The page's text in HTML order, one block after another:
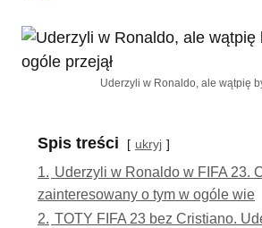
Uderzyli w Ronaldo, ale wątpię
Spis treści ukryj
1. Uderzyli w Ronaldo w FIFA 23.
zainteresowany o tym w ogóle wie
2. TOTY FIFA 23 bez Cristiano.